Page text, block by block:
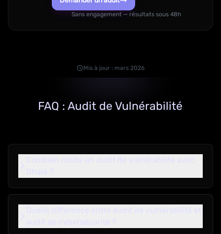
Sans engagement — résultats sous 48h
Mis à jour : mars 2026
FAQ : Audit de Vulnérabilité